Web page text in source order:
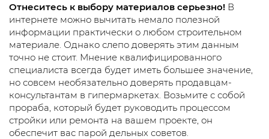
Отнеситесь к выбору материалов серьезно! В
интернете можно вычитать немало полезной
информации практически о любом строительном
материале. Однако слепо доверять этим данным
точно не стоит. Мнение квалифицированного
специалиста всегда будет иметь большее значение,
но совсем необязательно доверять продавцам-
консультантам в гипермаркетах. Возьмите с собой
прораба, который будет руководить процессом
стройки или ремонта на вашем проекте, он
обеспечит вас парой дельных советов.